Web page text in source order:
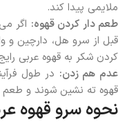
ملایمی پیدا کند.
طعم دار کردن قهوه: اگر
قبل از سرو هل، دارچین و
کردن شکر به قهوه عربی
عدم هم زدن: در طول
قهوه ته نشین شوند و طعم
نحوه سرو قهوه